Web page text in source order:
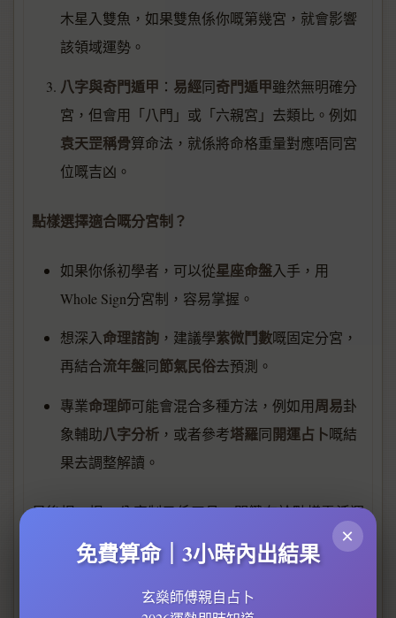
木星入雙魚，如果雙魚係你嘅第幾宮，就會影響
該領域運勢。
八字與奇門遁甲 ： 易經同奇門遁甲雖然無明確分
宮，但會用「八門」或「六親宮」去類比。例如
袁天罡稱骨算命法，就係將命格重量對應唔同宮
位嘅吉凶。
點樣選擇適合嘅分宮制？
如果你係初學者，可以從星座命盤入手，用
Whole Sign分宮制，容易掌握。
想深入命理諮詢 ，建議學紫微鬥數嘅固定分宮，
再結合流年盤同節氣民俗去預測。
專業命理師可能會混合多種方法，例如用周易卦
象輔助八字分析 ，或者參考塔羅同開運占卜嘅結
果去調整解讀。
最後提一提，分宮制只係工具，關鍵在於點樣靈活運
用。例如2026年生肖運勢
話你屬馬嘅人沖太歲，但實
際都要睇返你紫微運勢 入面邊個宮位受沖，再配合
去化解。所以無論係科學斷八字
×
免費算命｜3小時內出結果
玄燊師傅親自占卜